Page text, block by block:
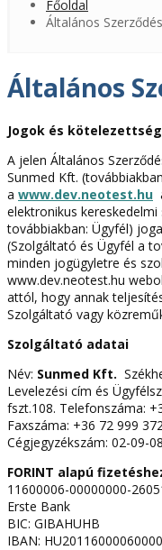
Főoldal
Általános
Általános
Jogok és
A jelen Általános
Sunmed Kft.
a www.dev.neotest.hu
elektronikus
továbbiakban: Ügyfél)
(Szolgáltató és Ügyfél a
minden jogügyletre és
www.dev.neotest.hu
attól, hogy annak
Szolgáltató vagy
Szolgáltató adatai
Név: Sunmed Kft.
Levelezési cím és
fszt.108. Telefonszáma:
Faxszáma: +36 72 999
Cégjegyzékszám: 02-09-
FORINT alapú
11600006-00000000-
Erste Bank
BIC: GIBAHUHB
IBAN: